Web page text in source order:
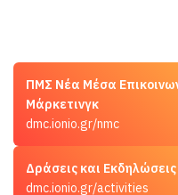
ΠΜΣ Νέα Μέσα
Μάρκετινγκ
dmc.ionio.gr/nmc
Δράσεις και
dmc.ionio.gr/activities